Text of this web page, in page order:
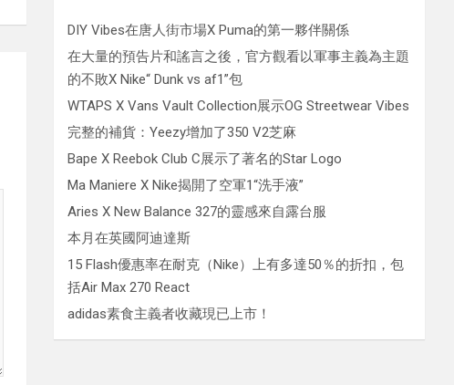
DIY Vibes在唐人街市場X Puma的第一夥伴關係
在大量的預告片和謠言之後，官方觀看以軍事主義為主題
的不敗X Nike“ Dunk vs af1”包
WTAPS X Vans Vault Collection展示OG Streetwear Vibes
完整的補貨：Yeezy增加了350 V2芝麻
Bape X Reebok Club C展示了著名的Star Logo
Ma Maniere X Nike揭開了空軍1“洗手液”
Aries X New Balance 327的靈感來自露台服
本月在英國阿迪達斯
15 Flash優惠率在耐克（Nike）上有多達50％的折扣，包
括Air Max 270 React
adidas素食主義者收藏現已上市！